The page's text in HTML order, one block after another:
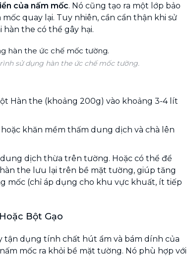
của nấm mốc. Nó cũng tạo ra một lớp bảo
quay lại. Tuy nhiên, cần cẩn thận khi sử
the có thể gây hại.
sử dụng hàn the ức chế mốc tường.
Hàn the (khoảng 200g) vào khoảng 3-4 lít
khăn mềm thấm dung dịch và chà lên
dịch thừa trên tường. Hoặc có thể để
the lưu lại trên bề mặt tường, giúp tăng
mốc (chỉ áp dụng cho khu vực khuất, ít tiếp
Bột Gạo
tận dụng tính chất hút ẩm và bám dính của
mốc ra khỏi bề mặt tường. Nó phù hợp với